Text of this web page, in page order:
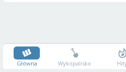
Główna Wykopalisko